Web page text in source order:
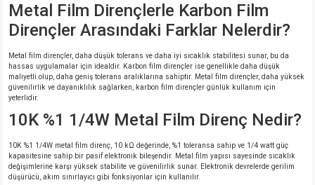
Metal Film Dirençlerle Karbon Film
Dirençler Arasındaki Farklar Nelerdir?
Metal film dirençler, daha düşük tolerans ve daha iyi sıcaklık stabilitesi sunar, bu da
hassas uygulamalar için idealdir. Karbon film dirençler ise genellikle daha düşük
maliyetli olup, daha geniş tolerans aralıklarına sahiptir. Metal film dirençler, daha yüksek
güvenilirlik ve dayanıklılık sağlarken, karbon film dirençler günlük kullanım için
yeterlidir.
10K %1 1/4W Metal Film Direnç Nedir?
10K %1 1/4W metal film direnç, 10 kΩ değerinde, %1 toleransa sahip ve 1/4 watt güç
kapasitesine sahip bir pasif elektronik bileşendir. Metal film yapısı sayesinde sıcaklık
değişimlerine karşı yüksek stabilite ve güvenilirlik sunar. Elektronik devrelerde gerilim
düşürücü, akım sınırlayıcı gibi fonksiyonlar için kullanılır.